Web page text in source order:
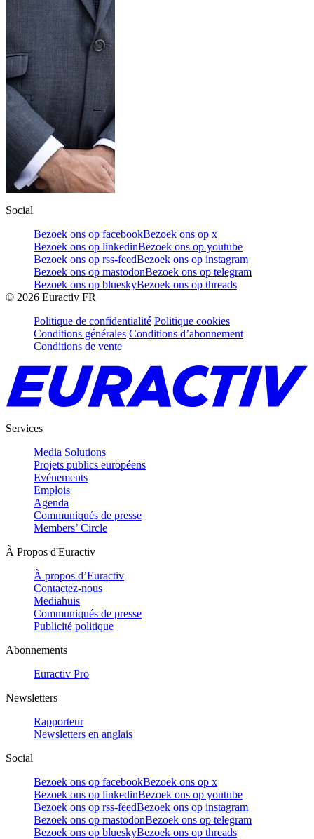
Social
Bezoek ons op facebookBezoek ons op x
Bezoek ons op linkedinBezoek ons op youtube
Bezoek ons op rss-feedBezoek ons op instagram
Bezoek ons op mastodonBezoek ons op telegram
Bezoek ons op blueskyBezoek ons op threads
© 2026 Euractiv FR
Politique de confidentialité Politique cookies
Conditions générales Conditions d’abonnement
Conditions de vente
Services
Media Solutions
Projets publics européens
Evénements
Emplois
Agenda
Communiqués de presse
Members’ Circle
À Propos d'Euractiv
À propos d’Euractiv
Contactez-nous
Mediahuis
Communiqués de presse
Publicité politique
Abonnements
Euractiv Pro
Newsletters
Rapporteur
Newsletters en anglais
Social
Bezoek ons op facebookBezoek ons op x
Bezoek ons op linkedinBezoek ons op youtube
Bezoek ons op rss-feedBezoek ons op instagram
Bezoek ons op mastodonBezoek ons op telegram
Bezoek ons op blueskyBezoek ons op threads